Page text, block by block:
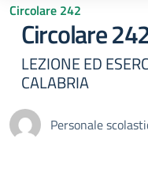
Circolare 242
Circolare
LEZIONE ED
CALABRIA
Personale